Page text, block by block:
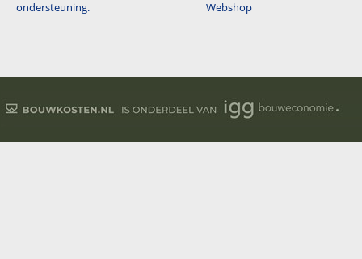
ondersteuning.
Webshop